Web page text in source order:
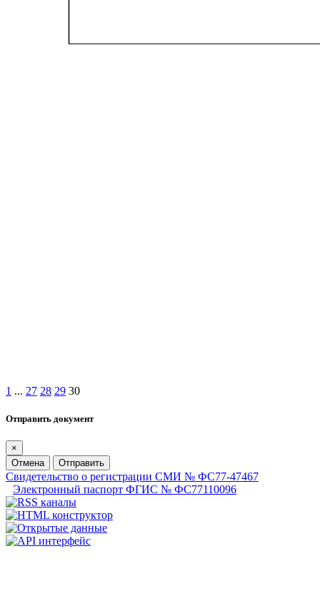
1 ... 27 28 29 30
Отправить документ
×
Отмена
Отправить
Свидетельство о регистрации СМИ № ФС77-47467
Электронный паспорт ФГИС № ФС77110096